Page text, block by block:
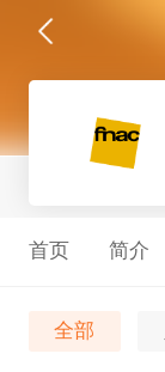
首页 简介
全部